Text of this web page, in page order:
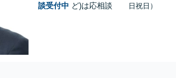
談受付中 ど)は応相談
日祝日）